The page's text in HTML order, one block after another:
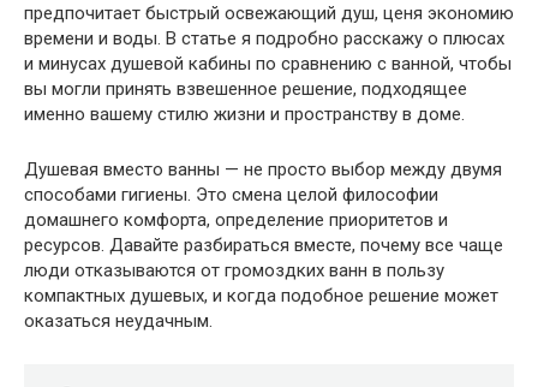
предпочитает быстрый освежающий душ, ценя экономию
времени и воды. В статье я подробно расскажу о плюсах
и минусах душевой кабины по сравнению с ванной, чтобы
вы могли принять взвешенное решение, подходящее
именно вашему стилю жизни и пространству в доме.
Душевая вместо ванны — не просто выбор между двумя
способами гигиены. Это смена целой философии
домашнего комфорта, определение приоритетов и
ресурсов. Давайте разбираться вместе, почему все чаще
люди отказываются от громоздких ванн в пользу
компактных душевых, и когда подобное решение может
оказаться неудачным.